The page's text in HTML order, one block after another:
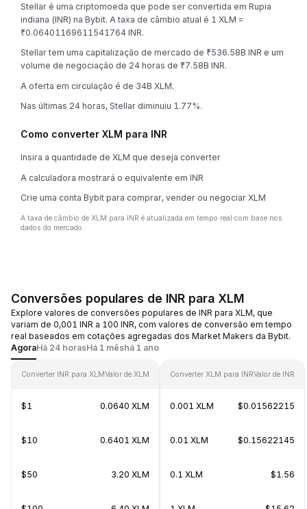
Stellar é uma criptomoeda que pode ser convertida em Rupia
indiana (INR) na Bybit. A taxa de câmbio atual é 1 XLM =
₹0.06401169611541764 INR.
Stellar tem uma capitalização de mercado de ₹536.58B INR e um
volume de negociação de 24 horas de ₹7.58B INR.
A oferta em circulação é de 34B XLM.
Nas últimas 24 horas, Stellar diminuiu 1.77%.
Como converter XLM para INR
Insira a quantidade de XLM que deseja converter
A calculadora mostrará o equivalente em INR
Crie uma conta Bybit para comprar, vender ou negociar XLM
A taxa de câmbio de XLM para INR é atualizada em tempo real com base nos
dados do mercado.
Conversões populares de INR para XLM
Explore valores de conversões populares de INR para XLM, que
variam de 0,001 INR a 100 INR, com valores de conversão em tempo
real baseados em cotações agregadas dos Market Makers da Bybit.
AgoraHá 24 horasHá 1 mêshá 1 ano
Converter INR para XLMValor de XLM
$1 0.0640 XLM
$10 0.6401 XLM
$50 3.20 XLM
Converter XLM para INRValor de INR
0.001 XLM $0.01562215
0.01 XLM $0.15622145
0.1 XLM $1.56